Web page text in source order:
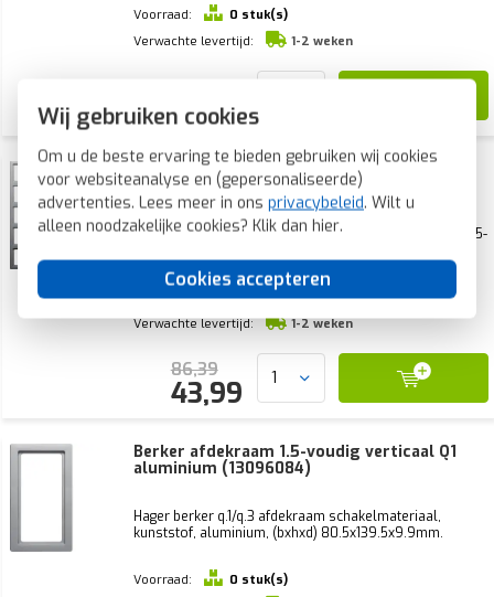
Wij gebruiken cookies
Om u de beste ervaring te bieden gebruiken wij cookies
voor websiteanalyse en (gepersonaliseerde)
advertenties. Lees meer in ons privacybeleid. Wilt u
alleen noodzakelijke cookies? Klik dan hier.
Cookies accepteren
Voorraad:
0 stuk(s)
Verwachte levertijd:
1-2 weken
30,50
Berker afdekraam 5-voudig Q1 aluminium
(10156084)
Hager afdekraam schakelmateriaal. Berker afdekraam 5-
Voorraad:
0 stuk(s)
Verwachte levertijd:
1-2 weken
86,39
43,99
Berker afdekraam 1.5-voudig verticaal Q1
aluminium (13096084)
Hager berker q.1/q.3 afdekraam schakelmateriaal,
kunststof, aluminium, (bxhxd) 80.5x139.5x9.9mm.
Voorraad:
0 stuk(s)